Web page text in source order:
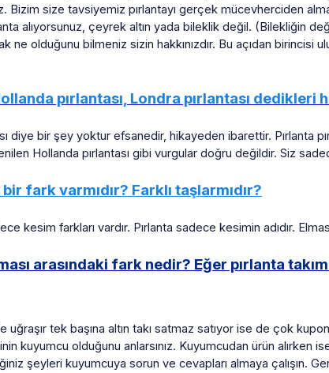
Bizim size tavsiyemiz pırlantayı gerçek mücevherciden
alıyorsunuz, çeyrek altın yada bileklik değil. (Bilekliğin
ne olduğunu bilmeniz sizin hakkınızdır. Bu açıdan
pırlantası, Londra pırlantası dedikleri
diye bir şey yoktur efsanedir, hikayeden ibarettir. Pırlanta
Hollanda pırlantası gibi vurgular doğru değildir. Siz
fark varmıdır? Farklı taşlarmıdır?
kesim farkları vardır. Pırlanta sadece kesimin adıdır.
arasındaki fark nedir? Eğer pırlanta
uğraşır tek başına altın takı satmaz satıyor ise de çok
kuyumcu olduğunu anlarsınız. Kuyumcudan ürün alırken
şeyleri kuyumcuya sorun ve cevapları almaya çalışın.